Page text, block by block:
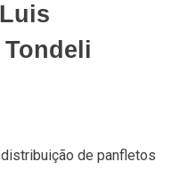
de panfletos